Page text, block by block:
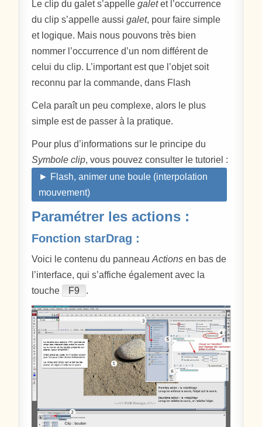
Le clip du galet s’appellegaletet l’occurrence
du clip s’appelle aussigalet, pour faire simple
et logique. Mais nous pouvons très bien
nommer l’occurrence d’un nom différent de
celui du clip. L’important est que l’objet soit
reconnu par la commande, dans Flash
Cela paraît un peu complexe, alors le plus
simple est de passer à la pratique.
Pour plus d’informations sur le principe du
Symbole clip, vous pouvez consulter le tutoriel :
► Flash, animer une boule (interpolation
mouvement)
Paramétrer les actions :
Fonction starDrag :
Voici le contenu du panneauActions en bas de
l’interface, qui s’affiche également avec la
touche
F9 .